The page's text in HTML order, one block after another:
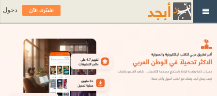
اشترك الآن دخول